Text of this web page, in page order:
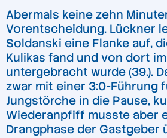
Abermals keine zehn
Vorentscheidung. Lückner
Soldanski eine Flanke auf,
Kulikas fand und von dort
untergebracht wurde (39.).
zwar mit einer 3:0-Führung
Jungstörche in die Pause,
Wiederanpfiff musste aber
Drangphase der Gastgeber